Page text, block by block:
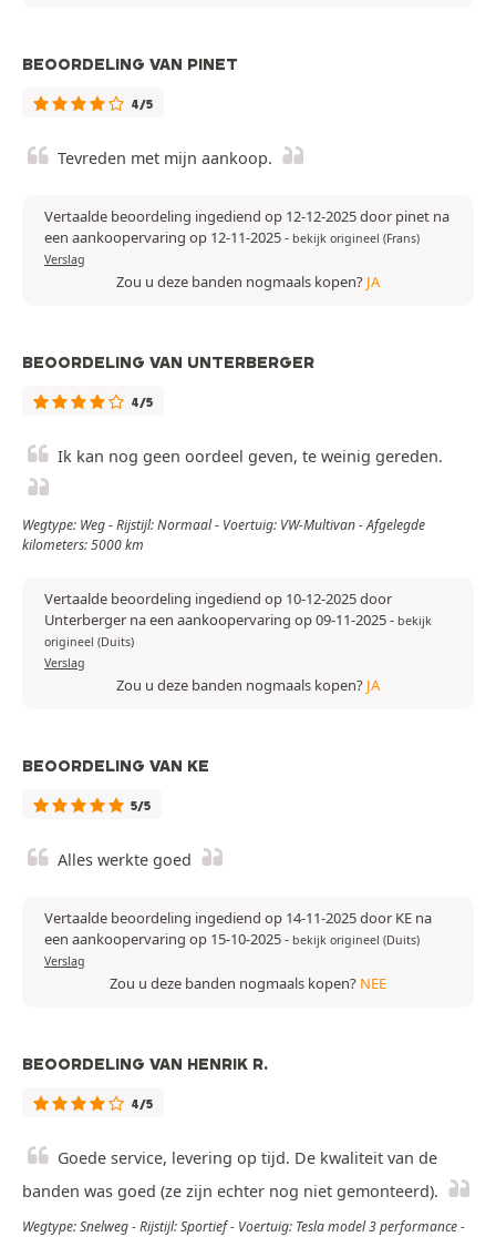
BEOORDELING VAN PINET
4/5
Tevreden met mijn aankoop.
Vertaalde beoordeling ingediend op 12-12-2025 door pinet na
een aankoopervaring op 12-11-2025- bekijk origineel (Frans)
Verslag
Zou u deze banden nogmaals kopen? JA
BEOORDELING VAN UNTERBERGER
4/5
Ik kan nog geen oordeel geven, te weinig gereden.
Wegtype: Weg - Rijstijl: Normaal - Voertuig: VW-Multivan - Afgelegde
kilometers: 5000 km
Vertaalde beoordeling ingediend op 10-12-2025 door
Unterberger na een aankoopervaring op 09-11-2025- bekijk
origineel (Duits)
Verslag
Zou u deze banden nogmaals kopen? JA
BEOORDELING VAN KE
5/5
Alles werkte goed
Vertaalde beoordeling ingediend op 14-11-2025 door KE na
een aankoopervaring op 15-10-2025- bekijk origineel (Duits)
Verslag
Zou u deze banden nogmaals kopen? NEE
BEOORDELING VAN HENRIK R.
4/5
Goede service, levering op tijd. De kwaliteit van de
banden was goed (ze zijn echter nog niet gemonteerd).
Wegtype: Snelweg - Rijstijl: Sportief - Voertuig: Tesla model 3 performance -